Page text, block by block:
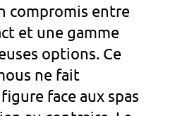
compromis entre
et une gamme
options. Ce
ne fait
face aux spas